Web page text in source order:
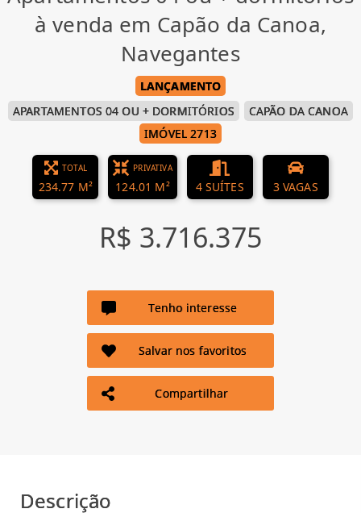
à venda em Capão da Canoa,
Navegantes
LANÇAMENTO
APARTAMENTOS 04 OU + DORMITÓRIOS
CAPÃO DA CANOA
IMÓVEL 2713
TOTAL
234.77 M²
PRIVATIVA
124.01 M² 4 SUÍTES 3 VAGAS
R$ 3.716.375
Tenho interesse
Salvar nos favoritos
Compartilhar
Descrição